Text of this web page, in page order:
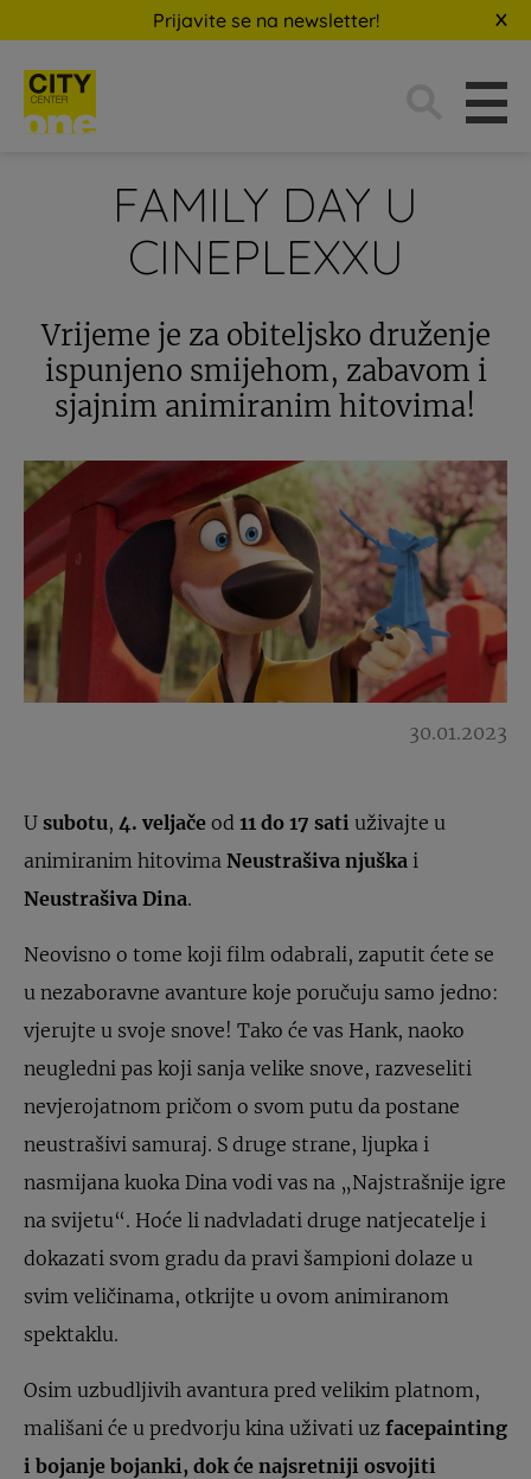
Prijavite se na newsletter!
FAMILY DAY U
CINEPLEXXU
Vrijeme je za obiteljsko druženje
ispunjeno smijehom, zabavom i
sjajnim animiranim hitovima!
30.01.2023
U subotu, 4. veljače od 11 do 17 sati uživajte u
animiranim hitovima Neustrašiva njuška i
Neustrašiva Dina.
Neovisno o tome koji film odabrali, zaputit ćete se
u nezaboravne avanture koje poručuju samo jedno:
vjerujte u svoje snove! Tako će vas Hank, naoko
neugledni pas koji sanja velike snove, razveseliti
nevjerojatnom pričom o svom putu da postane
neustrašivi samuraj. S druge strane, ljupka i
nasmijana kuoka Dina vodi vas na „Najstrašnije igre
na svijetu“. Hoće li nadvladati druge natjecatelje i
dokazati svom gradu da pravi šampioni dolaze u
svim veličinama, otkrijte u ovom animiranom
spektaklu.
Osim uzbudljivih avantura pred velikim platnom,
mališani će u predvorju kina uživati uz facepainting
i bojanje bojanki, dok će najsretniji osvojiti